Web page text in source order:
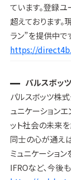
ています。登録
超えております
ラン”を提供中で
https://
パルスボッ
パルスボッツ株
ュニケーション
ット社会の未来
同士の心が通えば
ミュニケーション
IFROなど、今後